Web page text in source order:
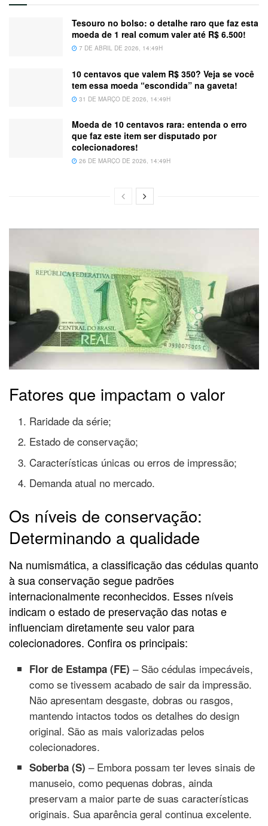
Tesouro no bolso: o detalhe raro que faz esta
moeda de 1 real comum valer até R$ 6.500!
7 DE ABRIL DE 2026, 14:49H
10 centavos que valem R$ 350? Veja se você
tem essa moeda “escondida” na gaveta!
31 DE MARÇO DE 2026, 14:49H
Moeda de 10 centavos rara: entenda o erro
que faz este item ser disputado por
colecionadores!
26 DE MARÇO DE 2026, 14:49H
Fatores que impactam o valor
Raridade da série;
Estado de conservação;
Características únicas ou erros de impressão;
Demanda atual no mercado.
Os níveis de conservação:
Determinando a qualidade
Na numismática, a classificação das cédulas quanto
à sua conservação segue padrões
internacionalmente reconhecidos. Esses níveis
indicam o estado de preservação das notas e
influenciam diretamente seu valor para
colecionadores. Confira os principais:
Flor de Estampa (FE) – São cédulas impecáveis,
como se tivessem acabado de sair da impressão.
Não apresentam desgaste, dobras ou rasgos,
mantendo intactos todos os detalhes do design
original. São as mais valorizadas pelos
colecionadores.
Soberba (S) – Embora possam ter leves sinais de
manuseio, como pequenas dobras, ainda
preservam a maior parte de suas características
originais. Sua aparência geral continua excelente.